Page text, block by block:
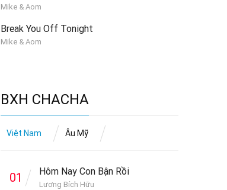
Mike & Aom
Break You Off Tonight
Mike & Aom
BXH CHACHA
Việt Nam Âu Mỹ
01 Hôm Nay Con Bận Rồi
Lương Bích Hữu